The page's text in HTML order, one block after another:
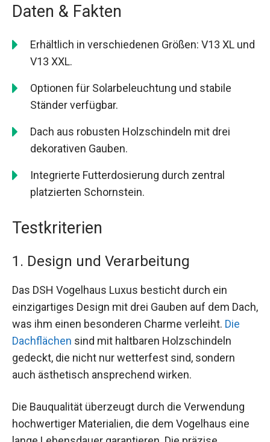
Daten & Fakten
Erhältlich in verschiedenen Größen: V13 XL und
V13 XXL.
Optionen für Solarbeleuchtung und stabile
Ständer verfügbar.
Dach aus robusten Holzschindeln mit drei
dekorativen Gauben.
Integrierte Futterdosierung durch zentral
platzierten Schornstein.
Testkriterien
1. Design und Verarbeitung
Das DSH Vogelhaus Luxus besticht durch ein
einzigartiges Design mit drei Gauben auf dem Dach,
was ihm einen besonderen Charme verleiht. Die
Dachflächen sind mit haltbaren Holzschindeln
gedeckt, die nicht nur wetterfest sind, sondern
auch ästhetisch ansprechend wirken.
Die Bauqualität überzeugt durch die Verwendung
hochwertiger Materialien, die dem Vogelhaus eine